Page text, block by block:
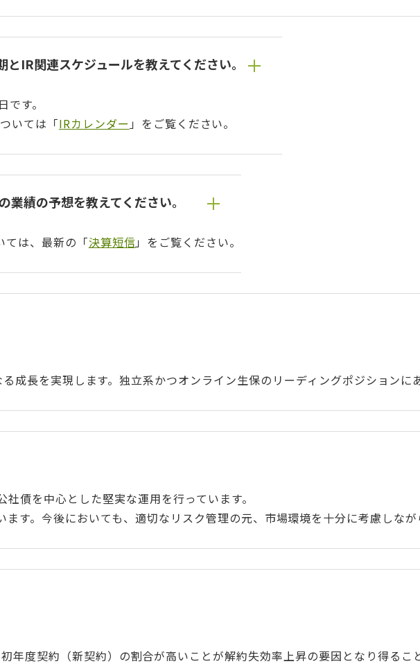
IR関連スケジュールを教えてください。
す。
いては「IRカレンダー 」をご覧ください。
業績の予想を教えてください。
ては、最新の「決算短信」をご覧ください。
現します。独立系かつオンライン生保のリーディングポジ
債を中心とした堅実な運用を行っています。
す。今後においても、適切なリスク管理の元、市場環境を十分に考慮しな
契約（新契約）の割合が高いことが解約失効率上昇の要因となり得る